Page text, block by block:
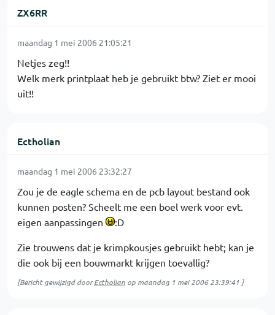
ZX6RR
maandag 1 mei 2006 21:05:21
Netjes zeg!!
Welk merk printplaat heb je gebruikt btw? Ziet er mooi
uit!!
Ectholian
maandag 1 mei 2006 23:32:27
Zou je de eagle schema en de pcb layout bestand ook
kunnen posten? Scheelt me een boel werk voor evt.
eigen aanpassingen
:D
Zie trouwens dat je krimpkousjes gebruikt hebt; kan je
die ook bij een bouwmarkt krijgen toevallig?
[Bericht gewijzigd doorEctholian op maandag 1 mei 2006 23:39:41 ]